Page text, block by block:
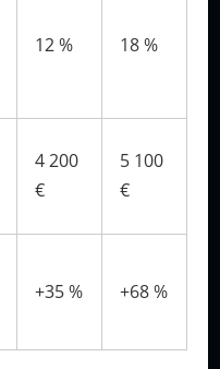
12 % 18 %
4 200
€
5 100
€
+35 % +68 %